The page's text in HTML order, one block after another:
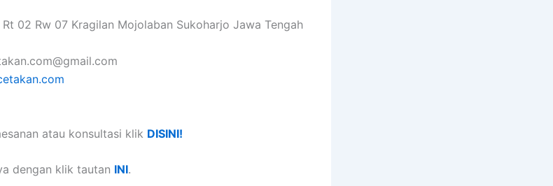
02 Rw 07 Kragilan Mojolaban Sukoharjo Jawa Tengah
atau konsultasi klik DISINI!
dengan klik tautan INI.